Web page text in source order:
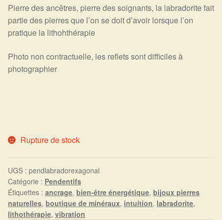
Arts Divinatoires : Percez les Mystères de l’Invisible
Magie: Le Savoir des Sorcières
Protection énergétique : Trouvez votre bouclier
intérieur
La roue de l’année
Mon compte
Validation de la commande
Pierre des ancêtres, pierre des soignants, la labradorite fait
partie des pierres que l’on se doit d’avoir lorsque l’on
pratique la lithohthérapie
Photo non contractuelle, les reflets sont difficiles à
photographier
Rupture de stock
UGS : pendlabradorexagonal
Catégorie : Pendentifs
Étiquettes : ancrage, bien-être énergétique, bijoux pierres
naturelles, boutique de minéraux, intuition, labradorite,
lithothérapie, vibration